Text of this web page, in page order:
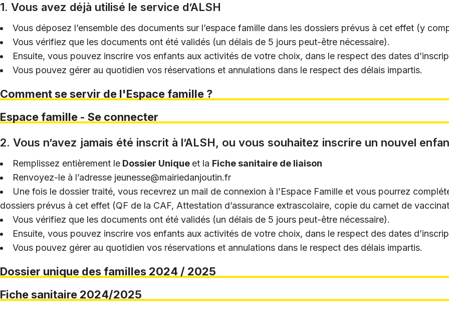
1. Vous avez déjà utilisé le service d’ALSH
Vous déposez l’ensemble des documents sur l’espace famille dans les dossiers prévus à cet effet (y
Vous vérifiez que les documents ont été validés (un délais de 5 jours peut-être nécessaire).
Ensuite, vous pouvez inscrire vos enfants aux activités de votre choix, dans le respect des dates
Vous pouvez gérer au quotidien vos réservations et annulations dans le respect des délais impartis.
Comment se servir de l'Espace famille ?
Espace famille - Se connecter
2. Vous n’avez jamais été inscrit à l’ALSH, ou vous souhaitez inscrire un nouvel
Remplissez entièrement le Dossier Unique et la Fiche sanitaire de liaison
Renvoyez-le à l’adresse jeunesse@mairiedanjoutin.fr
Une fois le dossier traité, vous recevrez un mail de connexion à l’Espace Famille et vous pourrez
dossiers prévus à cet effet (QF de la CAF, Attestation d’assurance extrascolaire, copie du carnet de
Vous vérifiez que les documents ont été validés (un délais de 5 jours peut-être nécessaire).
Ensuite, vous pouvez inscrire vos enfants aux activités de votre choix, dans le respect des dates
Vous pouvez gérer au quotidien vos réservations et annulations dans le respect des délais impartis.
Dossier unique des familles 2024 / 2025
Fiche sanitaire 2024/2025